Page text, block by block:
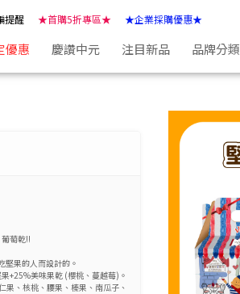
提醒 ★首購5折專區★ ★企業採購優惠★
優惠 慶讚中元 注目新品 品牌分類
萄乾!!
堅果的人而設計的。
+25%美味果乾 (櫻桃、蔓越莓)。
果、核桃、腰果、榛果、南瓜子、